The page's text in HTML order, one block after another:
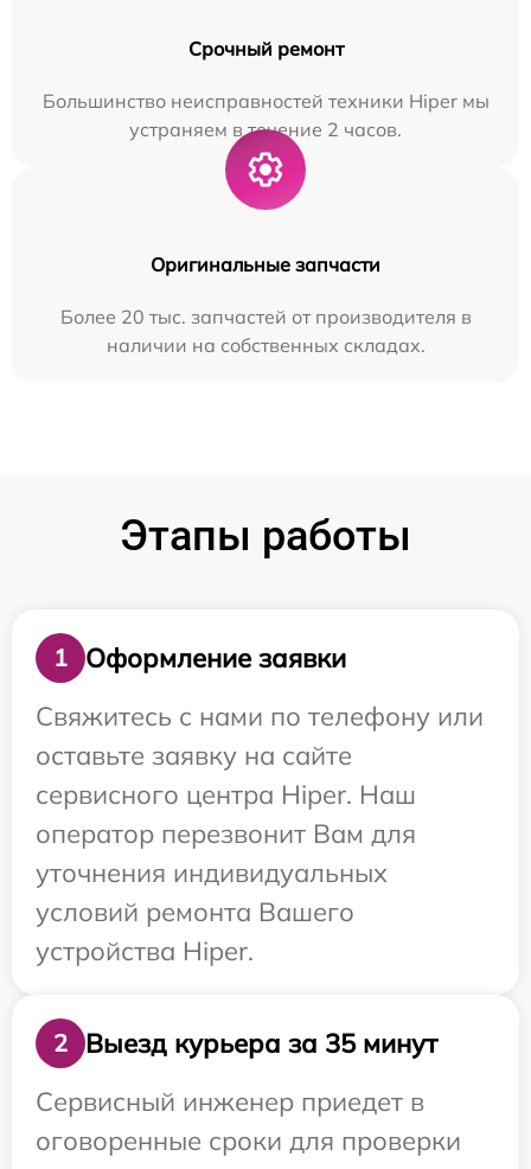
Срочный ремонт
Большинство неисправностей техники Hiper мы
устраняем в течение 2 часов.
Оригинальные запчасти
Более 20 тыс. запчастей от производителя в
наличии на собственных складах.
Этапы работы
1
Оформление заявки
Свяжитесь с нами по телефону или
оставьте заявку на сайте
сервисного центра Hiper. Наш
оператор перезвонит Вам для
уточнения индивидуальных
условий ремонта Вашего
устройства Hiper.
2
Выезд курьера за 35 минут
Сервисный инженер приедет в
оговоренные сроки для проверки